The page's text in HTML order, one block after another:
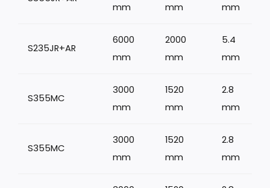
mm
mm
mm
S235JR+AR
6000
mm
2000
mm
5.4
mm
S355MC
3000
mm
1520
mm
2.8
mm
S355MC
3000
mm
1520
mm
2.8
mm